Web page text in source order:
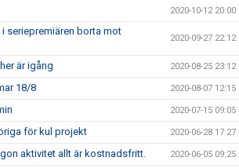
2020-10-12 20:00
seriepremiären borta mot
2020-09-27 22:12
är igång 2020-08-25 23:12
18/8 2020-08-07 12:15
2020-07-15 09:05
för kul projekt 2020-06-28 17:27
aktivitet allt är kostnadsfritt. 2020-06-05 09:25